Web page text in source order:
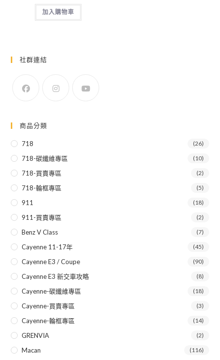
加入購物車
社群連結
商品分類
718 (26)
718-碳纖維專區 (10)
718-買賣專區 (2)
718-輪框專區 (5)
911 (18)
911-買賣專區 (2)
Benz V Class (7)
Cayenne 11-17年 (45)
Cayenne E3 / Coupe (90)
Cayenne E3 新交車攻略 (8)
Cayenne-碳纖維專區 (18)
Cayenne-買賣專區 (3)
Cayenne-輪框專區 (14)
GRENVIA (2)
Macan (116)